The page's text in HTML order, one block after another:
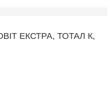
ЕКСТРА, ТОТАЛ К,